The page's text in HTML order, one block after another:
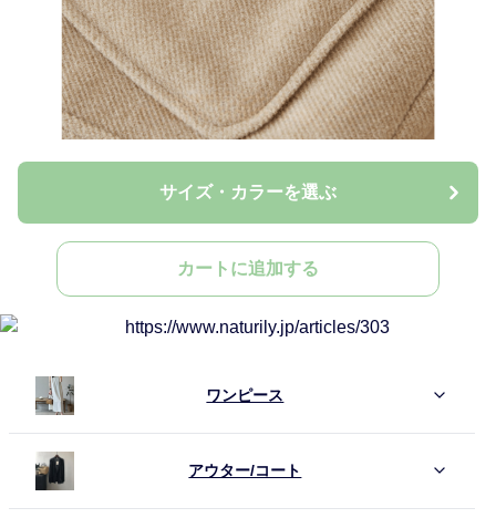
サイズ・カラーを選ぶ
カートに追加する
ワンピース
アウター/コート